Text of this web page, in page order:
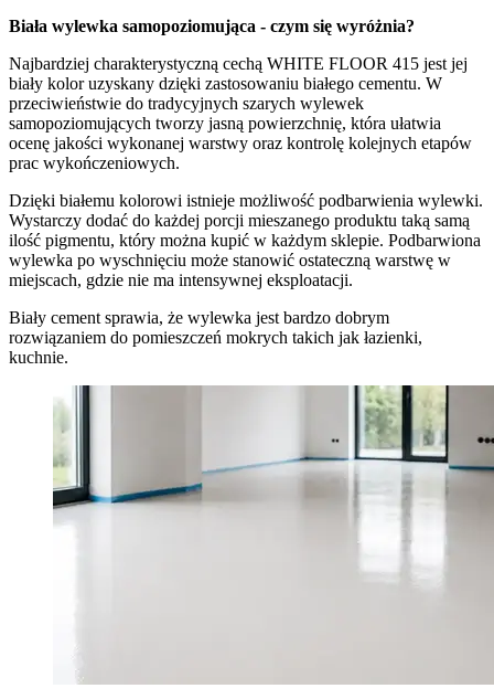
Biała wylewka samopoziomująca - czym się wyróżnia?
Najbardziej charakterystyczną cechą WHITE FLOOR 415 jest jej
biały kolor uzyskany dzięki zastosowaniu białego cementu. W
przeciwieństwie do tradycyjnych szarych wylewek
samopoziomujących tworzy jasną powierzchnię, która ułatwia
ocenę jakości wykonanej warstwy oraz kontrolę kolejnych etapów
prac wykończeniowych.
Dzięki białemu kolorowi istnieje możliwość podbarwienia wylewki.
Wystarczy dodać do każdej porcji mieszanego produktu taką samą
ilość pigmentu, który można kupić w każdym sklepie. Podbarwiona
wylewka po wyschnięciu może stanowić ostateczną warstwę w
miejscach, gdzie nie ma intensywnej eksploatacji.
Biały cement sprawia, że wylewka jest bardzo dobrym
rozwiązaniem do pomieszczeń mokrych takich jak łazienki,
kuchnie.